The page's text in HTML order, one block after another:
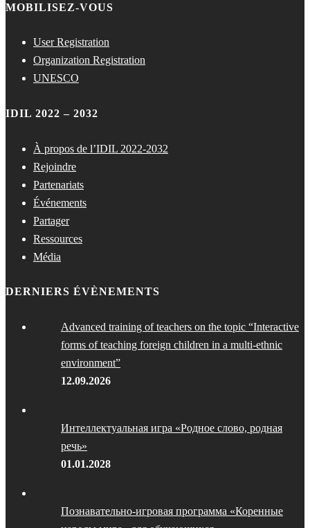
MOBILISEZ-VOUS
User Registration
Organization Registration
UNESCO
IDIL 2022 – 2032
À propos de l’IDIL 2022-2032
Rejoindre
Partenariats
Événements
Partager
Ressources
Média
DERNIERS ÉVÈNEMENTS
Advanced training of teachers on the topic “Interactive
forms of teaching foreign children in a multi-ethnic
environment”
12.09.2026
Интеллектуальная игра «Родное слово, родная
речь»
01.01.2028
Познавательно-игровая программа «Коренные